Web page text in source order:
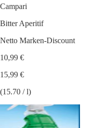
Campari
Bitter Aperitif
Netto Marken-Discount
10,99 €
15,99 €
(15.70 / l)